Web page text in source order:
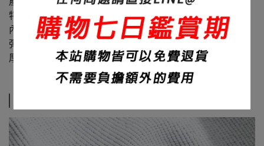
特色：面料滑順、內裏舒適
內裏：顆粒大絨布
彈性：微微
厚度：450碼重